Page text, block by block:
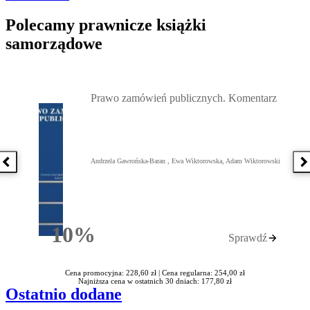
Polecamy prawnicze książki
samorządowe
Poprzednia książka
10%Rabatu
Prawo zamówień publicznych. Komentarz
Andrzela Gawrońska-Baran , Ewa Wiktorowska, Adam Wiktorowski
Sprawdź
Cena promocyjna: 228,60 zł | Cena regularna: 254,00 zł
Najniższa cena w ostatnich 30 dniach: 177,80 zł
Ostatnio dodane